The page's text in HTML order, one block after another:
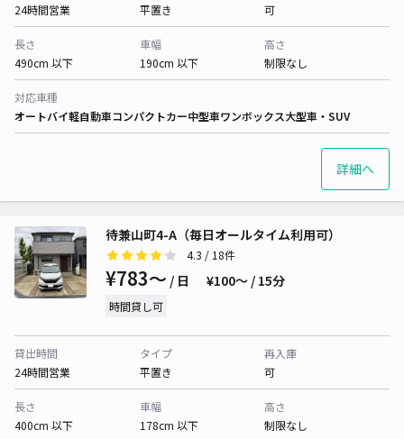
24時間営業
平置き
可
長さ
490cm 以下
車幅
190cm 以下
高さ
制限なし
対応車種
オートバイ軽自動車コンパクトカー中型車ワンボックス大型車・SUV
詳細へ
待兼山町4-A（毎日オールタイム利用可）
4.3 / 18件
¥783〜 / 日 ¥100〜 / 15分
時間貸し可
貸出時間
24時間営業
タイプ
平置き
再入庫
可
長さ
400cm 以下
車幅
178cm 以下
高さ
制限なし